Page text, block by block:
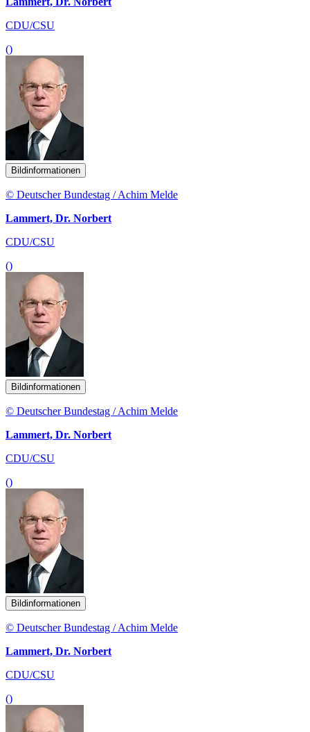
CDU/CSU
()
Bildinformationen
© Deutscher Bundestag / Achim Melde
Lammert, Dr. Norbert
CDU/CSU
()
Bildinformationen
© Deutscher Bundestag / Achim Melde
Lammert, Dr. Norbert
CDU/CSU
()
Bildinformationen
© Deutscher Bundestag / Achim Melde
Lammert, Dr. Norbert
CDU/CSU
()